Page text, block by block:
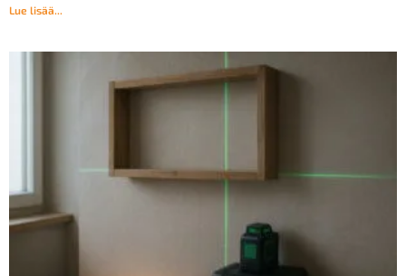
Lue lisää...